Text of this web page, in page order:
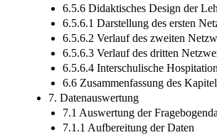
6.5.6 Didaktisches Design der
6.5.6.1 Darstellung des ersten
6.5.6.2 Verlauf des zweiten
6.5.6.3 Verlauf des dritten
6.5.6.4 Interschulische
6.6 Zusammenfassung des
7. Datenauswertung
7.1 Auswertung der
7.1.1 Aufbereitung der Daten